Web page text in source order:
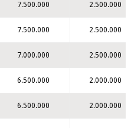
7.500.000 2.500.000
7.500.000 2.500.000
7.000.000 2.500.000
6.500.000 2.000.000
6.500.000 2.000.000